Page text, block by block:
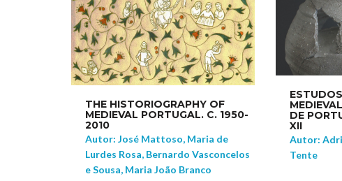
THE HISTORIOGRAPHY OF
MEDIEVAL PORTUGAL. C. 1950-
2010
Autor: José Mattoso, Maria de
Lurdes Rosa, Bernardo Vasconcelos
e Sousa, Maria João Branco
DE
XII
Autor:
Tente